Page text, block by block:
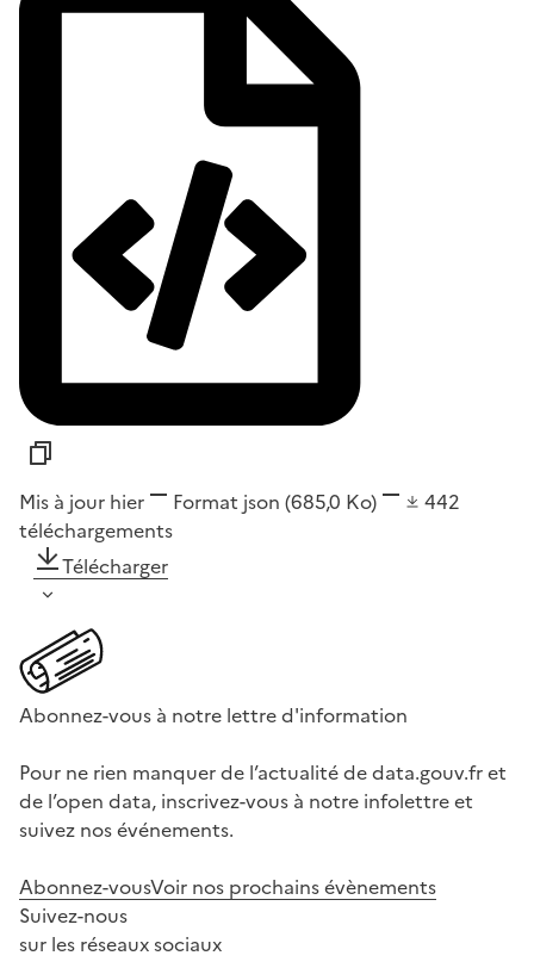
Mis à jour hier Format json (685,0 Ko)
442
téléchargements
Télécharger
Abonnez-vous à notre lettre d'information
Pour ne rien manquer de l’actualité de data.gouv.fr et
de l’open data, inscrivez-vous à notre infolettre et
suivez nos événements.
Abonnez-vousVoir nos prochains évènements
Suivez-nous
sur les réseaux sociaux